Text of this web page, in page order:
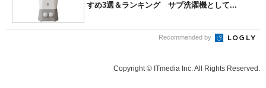
すめ3選＆ランキング サブ洗濯機として...
Recommended by
Copyright © ITmedia Inc. All Rights Reserved.